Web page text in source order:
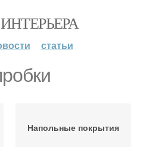
статьи
Напольные покрытия